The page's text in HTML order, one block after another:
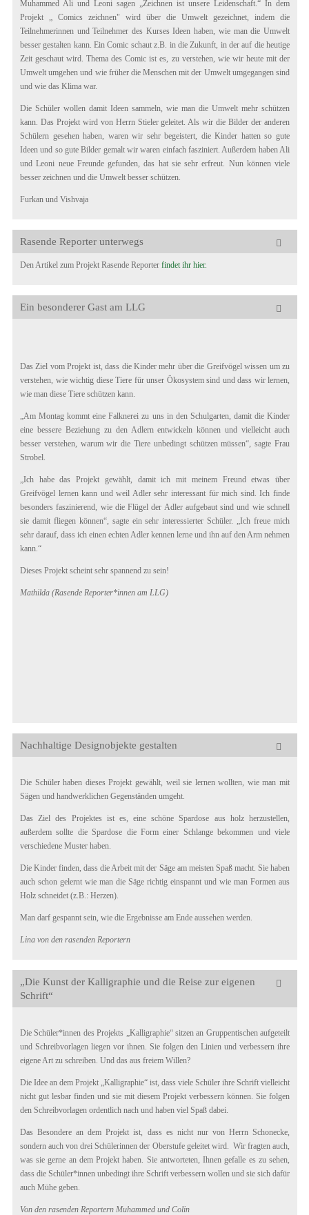
Muhammed Ali und Leoni sagen „Zeichnen ist unsere Leidenschaft.“ In dem
Projekt „ Comics zeichnen" wird über die Umwelt gezeichnet, indem die
Teilnehmerinnen und Teilnehmer des Kurses Ideen haben, wie man die Umwelt
besser gestalten kann. Ein Comic schaut z.B. in die Zukunft, in der auf die heutige
Zeit geschaut wird. Thema des Comic ist es, zu verstehen, wie wir heute mit der
Umwelt umgehen und wie früher die Menschen mit der Umwelt umgegangen sind
und wie das Klima war.
Die Schüler wollen damit Ideen sammeln, wie man die Umwelt mehr schützen
kann. Das Projekt wird von Herrn Stieler geleitet. Als wir die Bilder der anderen
Schülern gesehen haben, waren wir sehr begeistert, die Kinder hatten so gute
Ideen und so gute Bilder gemalt wir waren einfach fasziniert. Außerdem haben Ali
und Leoni neue Freunde gefunden, das hat sie sehr erfreut. Nun können viele
besser zeichnen und die Umwelt besser schützen.
Furkan und Vishvaja
Rasende Reporter unterwegs
Den Artikel zum Projekt Rasende Reporter findet ihr hier.
Ein besonderer Gast am LLG
Das Ziel vom Projekt ist, dass die Kinder mehr über die Greifvögel wissen um zu
verstehen, wie wichtig diese Tiere für unser Ökosystem sind und dass wir lernen,
wie man diese Tiere schützen kann.
„Am Montag kommt eine Falknerei zu uns in den Schulgarten, damit die Kinder
eine bessere Beziehung zu den Adlern entwickeln können und vielleicht auch
besser verstehen, warum wir die Tiere unbedingt schützen müssen“, sagte Frau
Strobel.
„Ich habe das Projekt gewählt, damit ich mit meinem Freund etwas über
Greifvögel lernen kann und weil Adler sehr interessant für mich sind. Ich finde
besonders faszinierend, wie die Flügel der Adler aufgebaut sind und wie schnell
sie damit fliegen können“, sagte ein sehr interessierter Schüler. „Ich freue mich
sehr darauf, dass ich einen echten Adler kennen lerne und ihn auf den Arm nehmen
kann.“
Dieses Projekt scheint sehr spannend zu sein!
Mathilda (Rasende Reporter*innen am LLG)
Nachhaltige Designobjekte gestalten
Die Schüler haben dieses Projekt gewählt, weil sie lernen wollten, wie man mit
Sägen und handwerklichen Gegenständen umgeht.
Das Ziel des Projektes ist es, eine schöne Spardose aus holz herzustellen,
außerdem sollte die Spardose die Form einer Schlange bekommen und viele
verschiedene Muster haben.
Die Kinder finden, dass die Arbeit mit der Säge am meisten Spaß macht. Sie haben
auch schon gelernt wie man die Säge richtig einspannt und wie man Formen aus
Holz schneidet (z.B.: Herzen).
Man darf gespannt sein, wie die Ergebnisse am Ende aussehen werden.
Lina von den rasenden Reportern
„Die Kunst der Kalligraphie und die Reise zur eigenen
Schrift“
Die Schüler*innen des Projekts „Kalligraphie“ sitzen an Gruppentischen aufgeteilt
und Schreibvorlagen liegen vor ihnen. Sie folgen den Linien und verbessern ihre
eigene Art zu schreiben. Und das aus freiem Willen?
Die Idee an dem Projekt „Kalligraphie“ ist, dass viele Schüler ihre Schrift vielleicht
nicht gut lesbar finden und sie mit diesem Projekt verbessern können. Sie folgen
den Schreibvorlagen ordentlich nach und haben viel Spaß dabei.
Das Besondere an dem Projekt ist, dass es nicht nur von Herrn Schonecke,
sondern auch von drei Schülerinnen der Oberstufe geleitet wird. Wir fragten auch,
was sie gerne an dem Projekt haben. Sie antworteten, Ihnen gefalle es zu sehen,
dass die Schüler*innen unbedingt ihre Schrift verbessern wollen und sie sich dafür
auch Mühe geben.
Von den rasenden Reportern Muhammed und Colin